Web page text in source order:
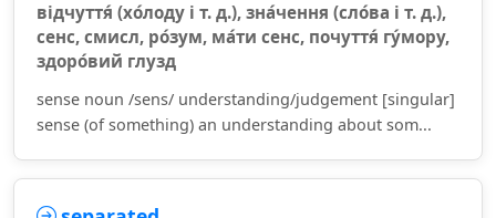
відчуття́ (хо́лоду і т. д.), зна́чення (сло́ва і т. д.),
сенс, смисл, ро́зум, ма́ти сенс, почуття́ гу́мору,
здоро́вий глузд
sense noun /sens/ understanding/judgement [singular]
sense (of something) an understanding about som...